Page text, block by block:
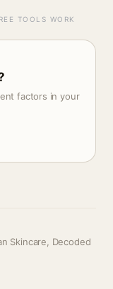
TOOLS WORK
factors in your
Skincare, Decoded